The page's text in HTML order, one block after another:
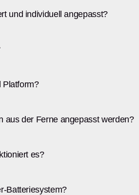
und individuell angepasst?
Platform?
aus der Ferne angepasst werden?
es?
Batteriesystem?